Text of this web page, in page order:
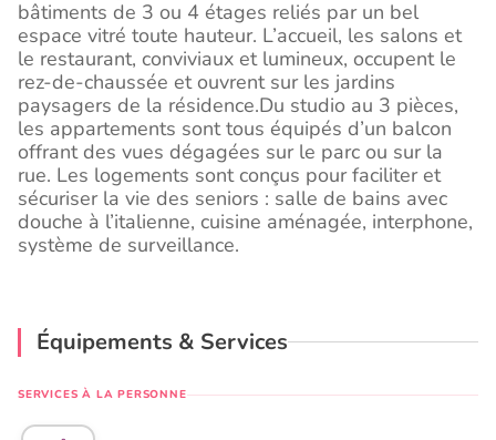
bâtiments de 3 ou 4 étages reliés par un bel
espace vitré toute hauteur. L’accueil, les salons et
le restaurant, conviviaux et lumineux, occupent le
rez-de-chaussée et ouvrent sur les jardins
paysagers de la résidence.Du studio au 3 pièces,
les appartements sont tous équipés d’un balcon
offrant des vues dégagées sur le parc ou sur la
rue. Les logements sont conçus pour faciliter et
sécuriser la vie des seniors : salle de bains avec
douche à l’italienne, cuisine aménagée, interphone,
système de surveillance.
Équipements & Services
SERVICES À LA PERSONNE